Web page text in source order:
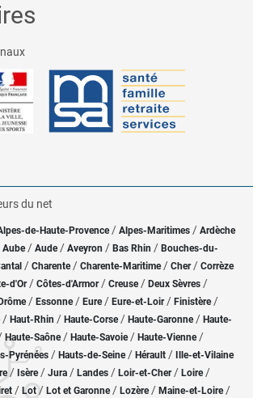
du net
de-Haute-Provence / Alpes-Maritimes / Ardèche
Aube/ Aude / Aveyron / Bas Rhin / Bouches-du-
/ Charente / Charente-Maritime/ Cher / Corrèze
d'Or / Côtes-d'Armor/ Creuse/ Deux Sèvres /
Drôme/ Essonne / Eure/ Eure-et-Loir / Finistère/
/ Haut-Rhin / Haute-Corse/ Haute-Garonne/ Haute-
Haute-Saône/ Haute-Savoie/ Haute-Vienne/
Pyrénées / Hauts-de-Seine/ Hérault / Ille-et-Vilaine
/ Isère/ Jura / Landes / Loir-et-Cher/ Loire/
/ Lot/ Lot et Garonne/ Lozère / Maine-et-Loire/